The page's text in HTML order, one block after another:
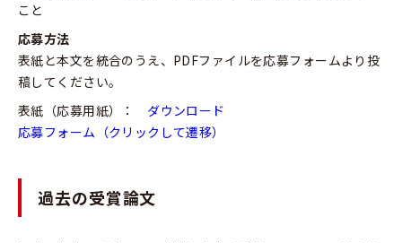
こと
応募方法
表紙と本文を統合のうえ、PDFファイルを応募フォームより投
稿してください。
表紙（応募用紙）： ダウンロード
応募フォーム（クリックして遷移）
過去の受賞論文